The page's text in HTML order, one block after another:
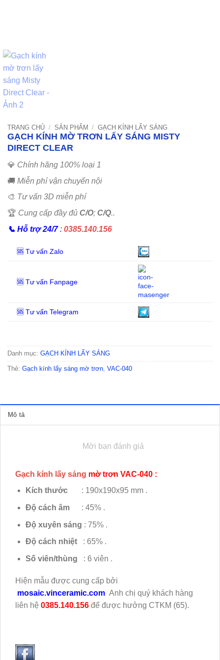
TRANG CHỦ / SẢN PHẨM / GẠCH KÍNH LẤY SÁNG
GẠCH KÍNH MỜ TRƠN LẤY SÁNG MISTY
DIRECT CLEAR
💎 Chính hãng 100% loại 1
🚚 Miễn phí vận chuyển nội
🎨 Tư vấn 3D miễn phí
🏆 Cung cấp đầy đủ C/O; C/Q..
📞 Hỗ trợ 24/7: 0385.140.156
🆘 Tư vấn Zalo
🆘 Tư vấn Fanpage
🆘 Tư vấn Telegram
Danh mục: GẠCH KÍNH LẤY SÁNG
Thẻ: Gạch kính lấy sáng mờ trơn VAC-040
Mô tả
Mời bạn đánh giá
Gạch kính lấy sáng mờ trơn VAC-040 :
Kích thước : 190x190x95 mm .
Độ cách âm : 45% .
Độ xuyên sáng : 75% .
Độ cách nhiệt : 65% .
Số viên/thùng : 6 viên .
Hiện mẫu được cung cấp bởi
mosaic.vinceramic.com Anh chị quý khách hàng
liên hệ 0385.140.156 để được hưởng CTKM (65).